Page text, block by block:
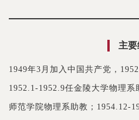
主
1949年3月加入中国共产党，
1952.1-1952.9任金陵大学物理
师范学院物理系助教；1954.12-